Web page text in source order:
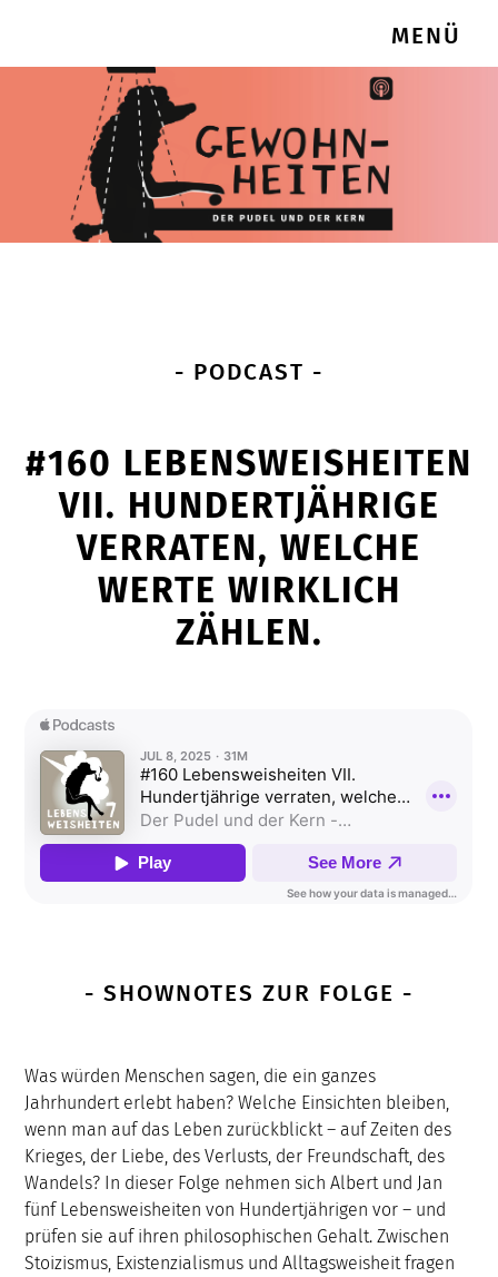
MENÜ
- PODCAST -
#160 LEBENSWEISHEITEN
VII. HUNDERTJÄHRIGE
VERRATEN, WELCHE
WERTE WIRKLICH
ZÄHLEN.
- SHOWNOTES ZUR FOLGE -
Was würden Menschen sagen, die ein ganzes
Jahrhundert erlebt haben? Welche Einsichten bleiben,
wenn man auf das Leben zurückblickt – auf Zeiten des
Krieges, der Liebe, des Verlusts, der Freundschaft, des
Wandels? In dieser Folge nehmen sich Albert und Jan
fünf Lebensweisheiten von Hundertjährigen vor – und
prüfen sie auf ihren philosophischen Gehalt. Zwischen
Stoizismus, Existenzialismus und Alltagsweisheit fragen